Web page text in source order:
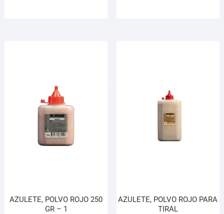
AZULETE, POLVO ROJO 250
GR – 1
AZULETE, POLVO ROJO PARA
TIRAL